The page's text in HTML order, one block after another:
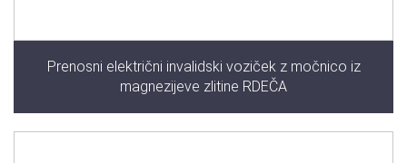
Prenosni električni invalidski voziček z močnico iz
magnezijeve zlitine RDEČA